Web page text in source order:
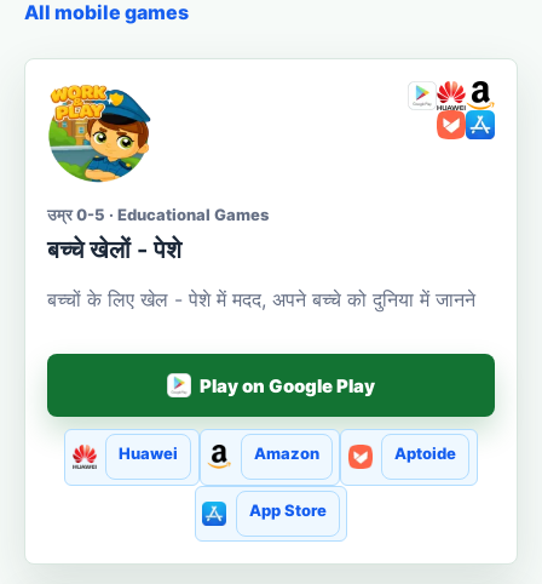
All mobile games
उम्र 0-5 · Educational Games
बच्चे खेलों - पेशे
बच्चों के लिए खेल - पेशे में मदद, अपने बच्चे को दुनिया में जानने
Play on Google Play
Huawei Amazon Aptoide
App Store